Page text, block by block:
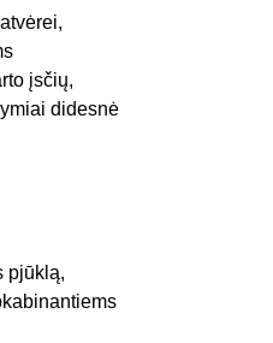
įsčių,
didesnė
pjūklą,